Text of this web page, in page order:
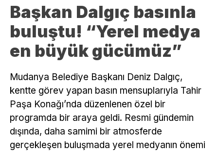
Başkan Dalgıç basınla
buluştu! “Yerel medya
en büyük gücümüz”
Mudanya Belediye Başkanı Deniz Dalgıç,
kentte görev yapan basın mensuplarıyla Tahir
Paşa Konağı’nda düzenlenen özel bir
programda bir araya geldi. Resmi gündemin
dışında, daha samimi bir atmosferde
gerçekleşen buluşmada yerel medyanın önemi